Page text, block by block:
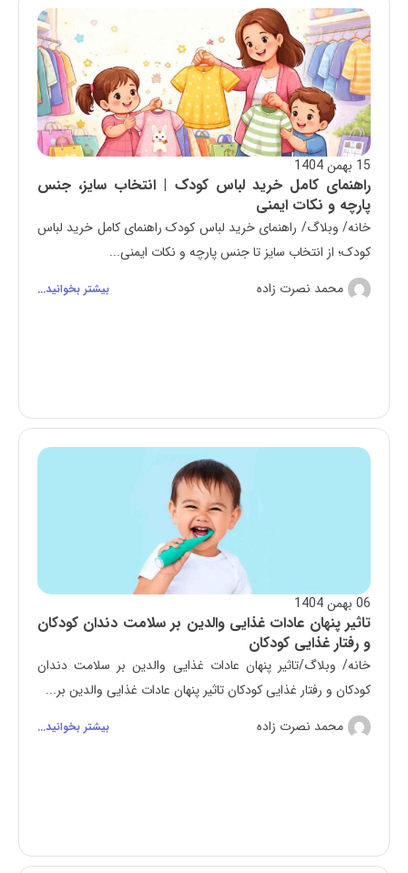
15 بهمن 1404
راهنمای کامل خرید لباس کودک | انتخاب سایز، جنس
پارچه و نکات ایمنی
خانه/ وبلاگ/ راهنمای خرید لباس کودک راهنمای کامل خرید لباس
کودک؛ از انتخاب سایز تا جنس پارچه و نکات ایمنی...
محمد نصرت زاده
بیشتر بخوانید...
06 بهمن 1404
تاثیر پنهان عادات غذایی والدین بر سلامت دندان کودکان
و رفتار غذایی کودکان
خانه/ وبلاگ/تاثیر پنهان عادات غذایی والدین بر سلامت دندان
کودکان و رفتار غذایی کودکان تاثیر پنهان عادات غذایی والدین بر...
محمد نصرت زاده
بیشتر بخوانید...